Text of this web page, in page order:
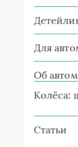
Для
Об
Колёса:
Статьи